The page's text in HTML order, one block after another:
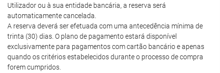
Utilizador ou à sua entidade bancária, a reserva será
automaticamente cancelada.
A reserva deverá ser efetuada com uma antecedência mínima de
trinta (30) dias. O plano de pagamento estará disponível
exclusivamente para pagamentos com cartão bancário e apenas
quando os critérios estabelecidos durante o processo de compra
forem cumpridos.